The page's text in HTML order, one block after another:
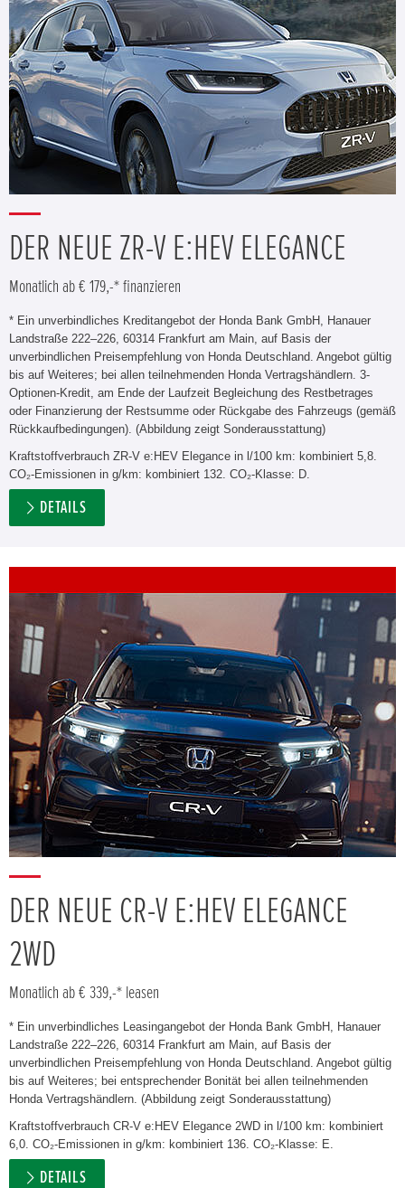
DER NEUE ZR-V E:HEV ELEGANCE
Monatlich ab € 179,-* finanzieren
* Ein unverbindliches Kreditangebot der Honda Bank GmbH, Hanauer
Landstraße 222–226, 60314 Frankfurt am Main, auf Basis der
unverbindlichen Preisempfehlung von Honda Deutschland. Angebot gültig
bis auf Weiteres; bei allen teilnehmenden Honda Vertragshändlern. 3-
Optionen-Kredit, am Ende der Laufzeit Begleichung des Restbetrages
oder Finanzierung der Restsumme oder Rückgabe des Fahrzeugs (gemäß
Rückkaufbedingungen). (Abbildung zeigt Sonderausstattung)
Kraftstoffverbrauch ZR-V e:HEV Elegance in l/100 km: kombiniert 5,8.
CO₂-Emissionen in g/km: kombiniert 132. CO₂-Klasse: D.
DETAILS
DER NEUE CR-V E:HEV ELEGANCE
2WD
Monatlich ab € 339,-* leasen
* Ein unverbindliches Leasingangebot der Honda Bank GmbH, Hanauer
Landstraße 222–226, 60314 Frankfurt am Main, auf Basis der
unverbindlichen Preisempfehlung von Honda Deutschland. Angebot gültig
bis auf Weiteres; bei entsprechender Bonität bei allen teilnehmenden
Honda Vertragshändlern. (Abbildung zeigt Sonderausstattung)
Kraftstoffverbrauch CR-V e:HEV Elegance 2WD in l/100 km: kombiniert
6,0. CO₂-Emissionen in g/km: kombiniert 136. CO₂-Klasse: E.
DETAILS